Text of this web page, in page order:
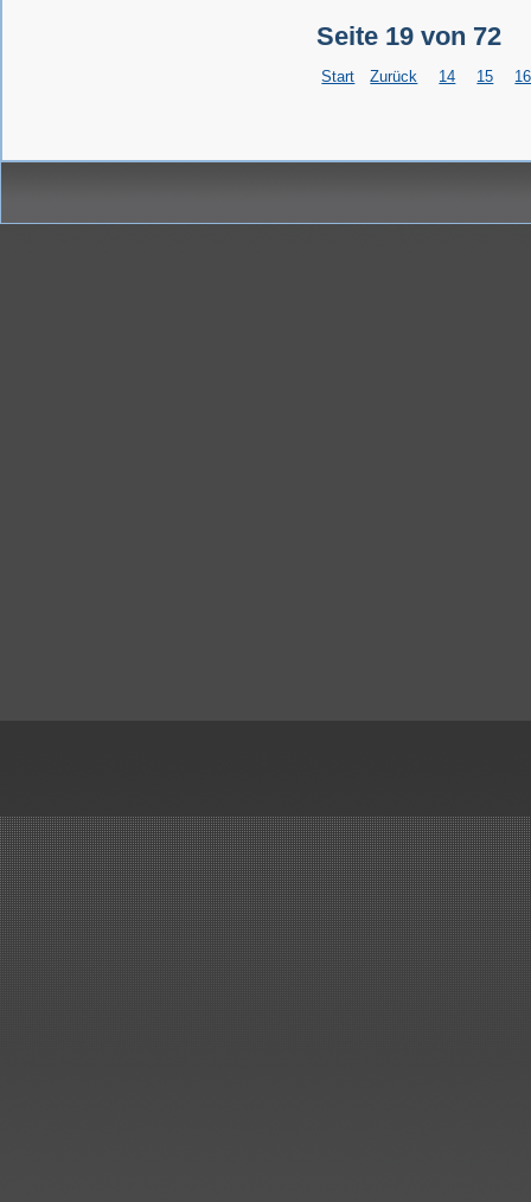
Seite 19 von 72
Start Zurück 14 15 16